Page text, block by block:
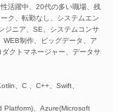
活躍中、20代の多い職場、残
ク、転勤なし、システムエン
ジニア、SE、システムコンサ
制作、ビッグデータ、ア
クトマネージャー、データサ
、C 、C++、Swift、
Platform)、Azure(Microsoft